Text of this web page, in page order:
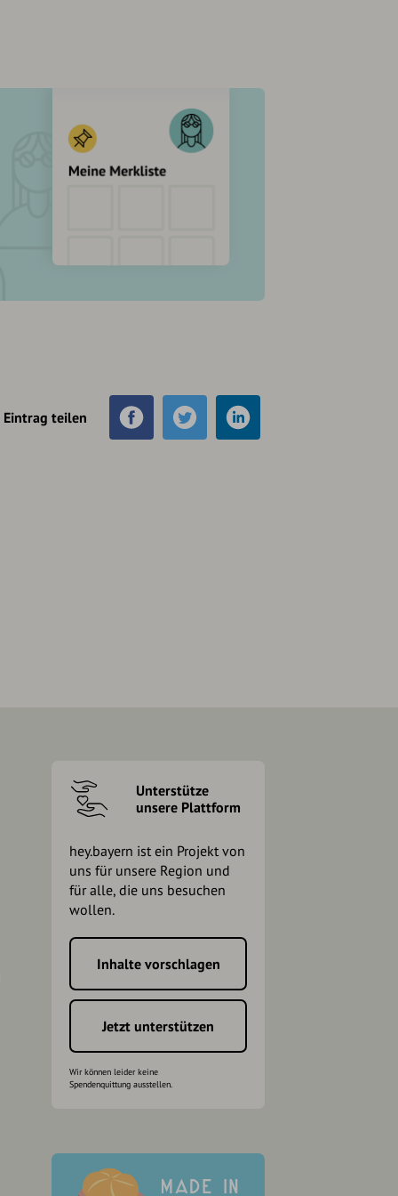
Eintrag teilen
Unterstütze
unsere Plattform
hey.bayern ist ein Projekt von
uns für unsere Region und
für alle, die uns besuchen
wollen.
Inhalte vorschlagen
Jetzt unterstützen
Wir können leider keine
Spendenquittung ausstellen.